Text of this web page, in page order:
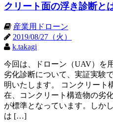
クリート面の浮き診断と
産業用ドローン
2019/08/27（火）
k.takagi
今回は、ドローン（UAV）を
劣化診断について、実証実験
明いたします。 コンクリート
在、コンクリート構造物の劣
が標準となっています。しか
は […]